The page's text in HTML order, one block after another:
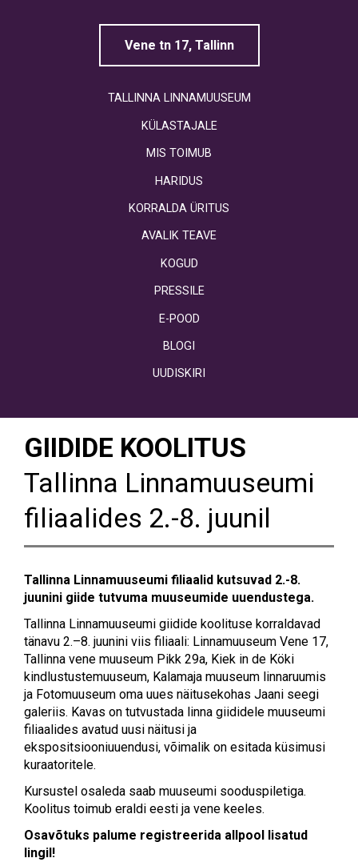
Vene tn 17, Tallinn
TALLINNA LINNAMUUSEUM
KÜLASTAJALE
MIS TOIMUB
HARIDUS
KORRALDA ÜRITUS
AVALIK TEAVE
KOGUD
PRESSILE
E-POOD
BLOGI
UUDISKIRI
GIIDIDE KOOLITUS
Tallinna Linnamuuseumi
filiaalides 2.-8. juunil
Tallinna Linnamuuseumi filiaalid kutsuvad 2.-8.
juunini giide tutvuma muuseumide uuendustega.
Tallinna Linnamuuseumi giidide koolituse korraldavad
tänavu 2.–8. juunini viis filiaali: Linnamuuseum Vene 17,
Tallinna vene muuseum Pikk 29a, Kiek in de Köki
kindlustustemuuseum, Kalamaja muuseum linnaruumis
ja Fotomuuseum oma uues näitusekohas Jaani seegi
galeriis. Kavas on tutvustada linna giididele muuseumi
filiaalides avatud uusi näitusi ja
ekspositsiooniuuendusi, võimalik on esitada küsimusi
kuraatoritele.
Kursustel osaleda saab muuseumi sooduspiletiga.
Koolitus toimub eraldi eesti ja vene keeles.
Osavõtuks palume registreerida allpool lisatud
lingil!